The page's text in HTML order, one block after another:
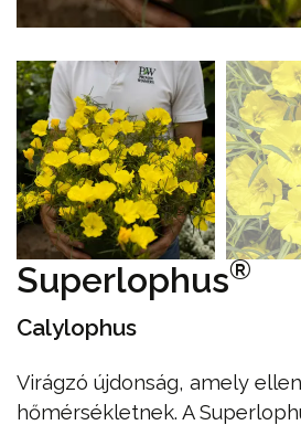
Superlophus®
Calylophus
Virágzó újdonság, amely
hőmérsékletnek. A